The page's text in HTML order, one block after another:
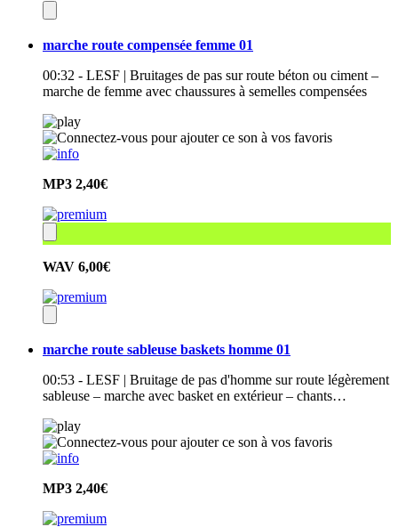
marche route compensée femme 01
00:32 - LESF | Bruitages de pas sur route béton ou ciment –
marche de femme avec chaussures à semelles compensées
MP3 2,40€
WAV 6,00€
marche route sableuse baskets homme 01
00:53 - LESF | Bruitage de pas d'homme sur route légèrement
sableuse – marche avec basket en extérieur – chants…
MP3 2,40€